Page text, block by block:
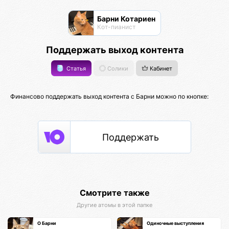
Барни Котариен
Кот-пианист
Поддержать выход контента
Статья Солики Кабинет
Финансово поддержать выход контента с Барни можно по кнопке:
Поддержать
Смотрите также
Другие атомы в этой папке
О Барни Одиночные выступления